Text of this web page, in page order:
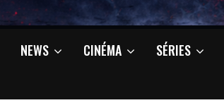
NEWS CINÉMA SÉRIES